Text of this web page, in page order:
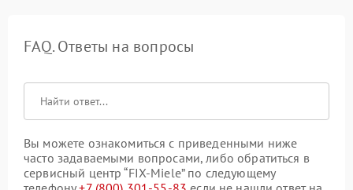
FAQ. Ответы на вопросы
Вы можете ознакомиться с приведенными ниже
часто задаваемыми вопросами, либо обратиться в
сервисный центр “FIX-Miele” по следующему